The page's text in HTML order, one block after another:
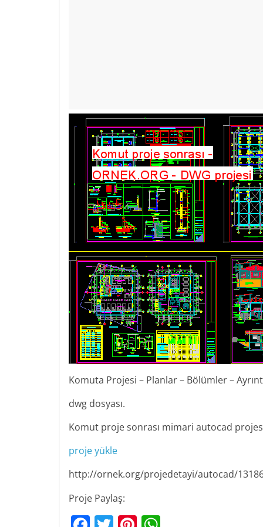
Komuta Projesi – Planlar – Bölümler –
dwg dosyası.
Komut proje sonrası mimari autocad
proje yükle
http://ornek.org/projedetayi/autocad/
Proje Paylaş: